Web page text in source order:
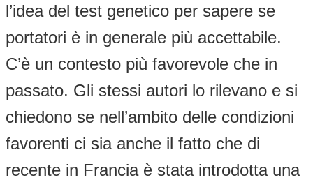
l’idea del test genetico per sapere se
portatori è in generale più accettabile.
C’è un contesto più favorevole che in
passato. Gli stessi autori lo rilevano e si
chiedono se nell’ambito delle condizioni
favorenti ci sia anche il fatto che di
recente in Francia è stata introdotta una